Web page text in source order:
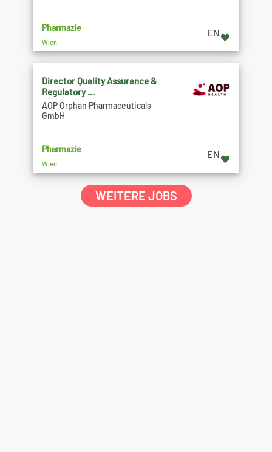
Pharmazie
Wien
EN
Director Quality Assurance &
Regulatory ...
AOP Orphan Pharmaceuticals
GmbH
Pharmazie
Wien
EN
WEITERE JOBS